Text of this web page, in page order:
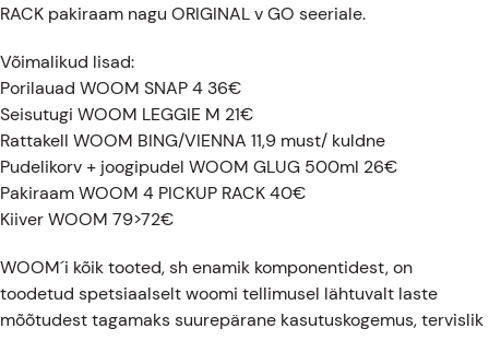
RACK pakiraam nagu ORIGINAL v GO seeriale.
Võimalikud lisad:
Porilauad WOOM SNAP 4 36€
Seisutugi WOOM LEGGIE M 21€
Rattakell WOOM BING/VIENNA 11,9 must/ kuldne
Pudelikorv + joogipudel WOOM GLUG 500ml 26€
Pakiraam WOOM 4 PICKUP RACK 40€
Kiiver WOOM 79>72€
WOOM´i kõik tooted, sh enamik komponentidest, on
toodetud spetsiaalselt woomi tellimusel lähtuvalt laste
mõõtudest tagamaks suurepärane kasutuskogemus, tervislik